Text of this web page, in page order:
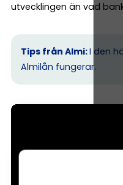
utvecklingen än vad
Tips från Almi:I den
Almilån fungerar.